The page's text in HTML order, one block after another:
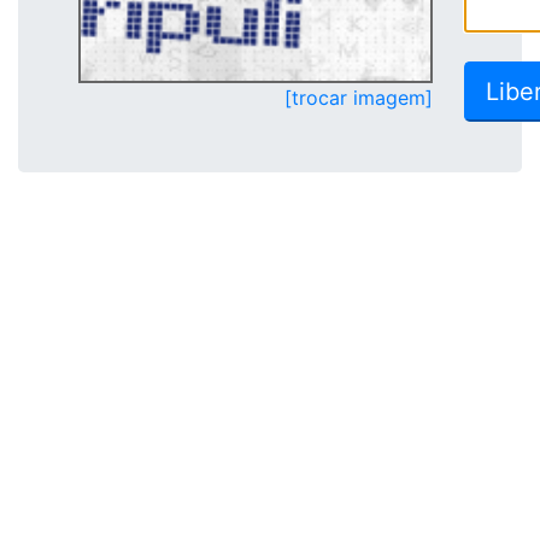
[trocar imagem]